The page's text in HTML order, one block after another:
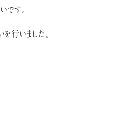
です。
行いました。